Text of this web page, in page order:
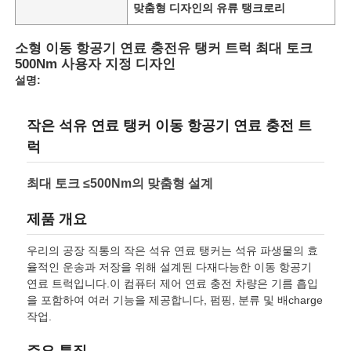
공장 투어
연락처
뉴스
모든 케이스
견적 요청
탱크 반 트레일러
맞춤형 디자인의 유류 탱크로리
소형 이동 항공기 연료 충전유 탱커 트럭 최대 토크
500Nm 사용자 지정 디자인
설명:
작은 석유 연료 탱커 이동 항공기 연료 충전 트
럭
최대 토크 ≤500Nm의 맞춤형 설계
제품 개요
우리의 공장 직통의 작은 석유 연료 탱커는 석유 파생물의 효
율적인 운송과 저장을 위해 설계된 다재다능한 이동 항공기
연료 트럭입니다.이 컴퓨터 제어 연료 충전 차량은 기름 흡입
을 포함하여 여러 기능을 제공합니다, 펌핑, 분류 및 배charge
작업.